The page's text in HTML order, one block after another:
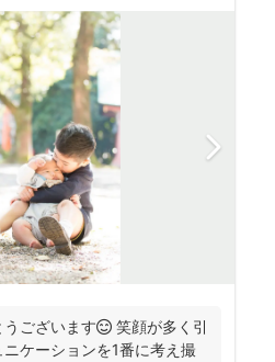
ございます😊 笑顔が多く引
ケーションを1番に考え撮